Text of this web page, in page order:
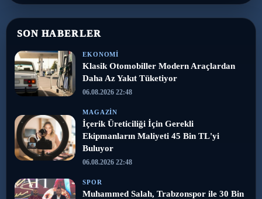
SON HABERLER
EKONOMI
Klasik Otomobiller Modern Araçlardan
Daha Az Yakıt Tüketiyor
06.08.2026 22:48
MAGAZIN
İçerik Üreticiliği İçin Gerekli
Ekipmanların Maliyeti 45 Bin TL'yi
Buluyor
06.08.2026 22:48
SPOR
Muhammed Salah, Trabzonspor ile 30 Bin